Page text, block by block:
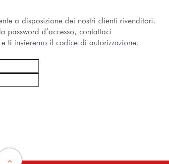
a disposizione dei nostri clienti rivenditori.
password d’accesso, contattaci
e ti invieremo il codice di autorizzazione.